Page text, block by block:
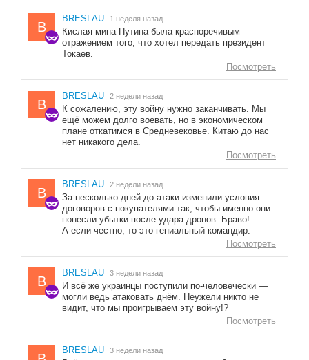
B
BRESLAU 1 неделя назад
Кислая мина Путина была красноречивым
отражением того, что хотел передать президент
Токаев.
Посмотреть
B
BRESLAU 2 недели назад
К сожалению, эту войну нужно заканчивать. Мы
ещё можем долго воевать, но в экономическом
плане откатимся в Средневековье. Китаю до нас
нет никакого дела.
Посмотреть
B
BRESLAU 2 недели назад
За несколько дней до атаки изменили условия
договоров с покупателями так, чтобы именно они
понесли убытки после удара дронов. Браво!
А если честно, то это гениальный командир.
Посмотреть
B
BRESLAU 3 недели назад
И всё же украинцы поступили по-человечески —
могли ведь атаковать днём. Неужели никто не
видит, что мы проигрываем эту войну!?
Посмотреть
BRESLAU 3 недели назад